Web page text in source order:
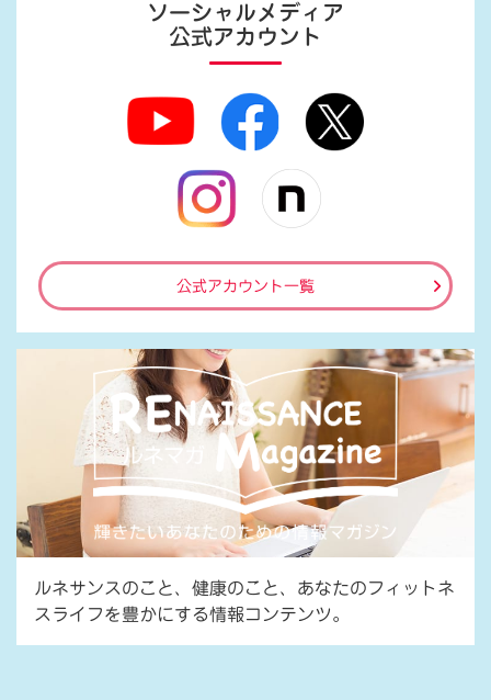
ソーシャルメディア
公式アカウント
公式アカウント一覧
ルネサンスのこと、健康のこと、あなたのフィットネ
スライフを豊かにする情報コンテンツ。